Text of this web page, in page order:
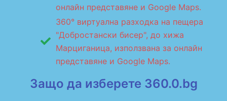
онлайн представяне и Google Maps.
360° виртуална разходка на пещера
"Добростански бисер", до хижа
Марциганица, използвана за онлайн
представяне и Google Maps.
Защо да изберете 360.0.bg